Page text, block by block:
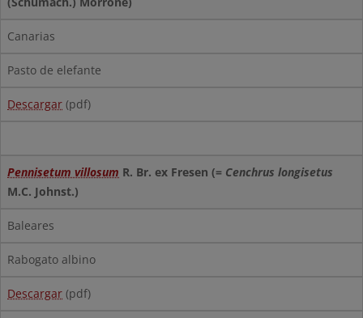
Canarias
Pasto de elefante
Descargar (pdf)
Pennisetum villosum R. Br. ex Fresen (= Cenchrus longisetus
M.C. Johnst.)
Baleares
Rabogato albino
Descargar (pdf)